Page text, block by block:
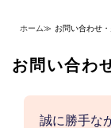
ホーム≫ お問い合わせ
お問い合わ
誠に勝手な